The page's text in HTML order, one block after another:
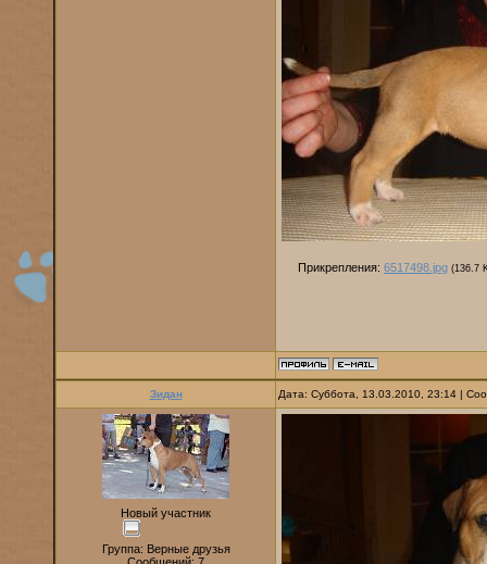
Прикрепления: 6517498.jpg (136.7
Зидан Дата: Суббота, 13.03.2010, 23:14 |
Новый участник
Группа: Верные друзья